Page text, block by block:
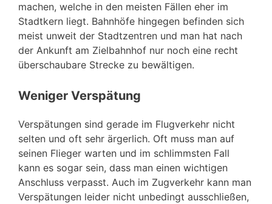
machen, welche in den meisten Fällen eher im
Stadtkern liegt. Bahnhöfe hingegen befinden sich
meist unweit der Stadtzentren und man hat nach
der Ankunft am Zielbahnhof nur noch eine recht
überschaubare Strecke zu bewältigen.
Weniger Verspätung
Verspätungen sind gerade im Flugverkehr nicht
selten und oft sehr ärgerlich. Oft muss man auf
seinen Flieger warten und im schlimmsten Fall
kann es sogar sein, dass man einen wichtigen
Anschluss verpasst. Auch im Zugverkehr kann man
Verspätungen leider nicht unbedingt ausschließen,